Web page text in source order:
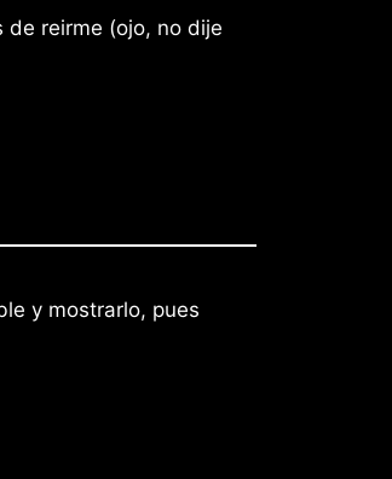
reirme (ojo, no dije
y mostrarlo, pues